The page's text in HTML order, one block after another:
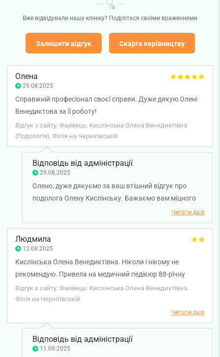
Вже відвідували нашу клініку? Поділіться своїми враженнями
Залишити відгук Скарга керівництву
Олена
29.08.2025
Справжній професіонал своєї справи. Дуже дякую Олені
Венедиктова за її роботу!
Відгук з сайту. Фахівець: Кислінська Олена Венедиктівна
(Подологія). Філія на Чернігівській
Відповідь від адміністрації
29.08.2025
Олено, дуже дякуємо за ваш втішний відгук про
подолога Олену Кислінську. Бажаємо вам міцного
Читати далі
Людмила
12.08.2025
Кислінська Олена Венедиктівна. Ніколи і нікому не
рекомендую. Привела на медичний педікюр 88-річну
маму, яка самостійно не пересувається, бо втрачає
координацію, має лімфостаз ноги + напередодні хірург ще
й видалив їй на нозі нігтьову пластину врослого нігтя і на
педікюр ми прийшли одразу після чергової перев"язки. В
кабінеті Кислінської я довезла маму візочком до крісла, і
була змушена залишити в кабінеті, щоб повернутися на
Відгук з сайту. Фахівець: Кислінська Олена Венедиктівна.
Філія на Чернігівській
Читати далі
Відповідь від адміністрації
11.09.2025